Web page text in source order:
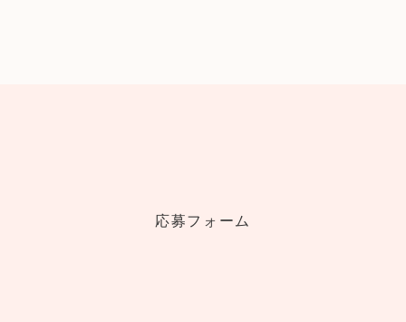
応募フォーム